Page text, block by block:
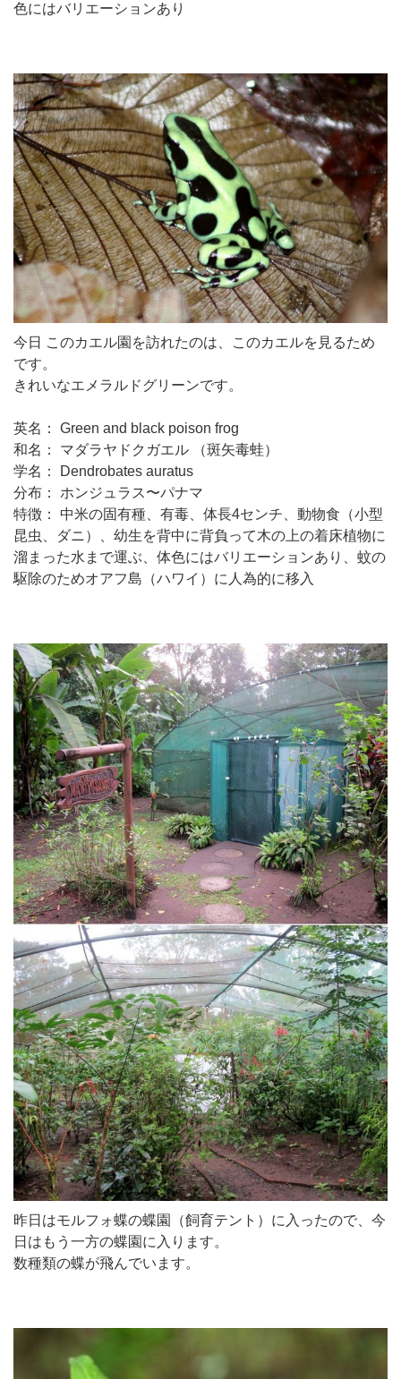
色にはバリエーションあり
今日 このカエル園を訪れたのは、このカエルを見るため
です。
きれいなエメラルドグリーンです。
英名： Green and black poison frog
和名： マダラヤドクガエル （斑矢毒蛙）
学名： Dendrobates auratus
分布： ホンジュラス〜パナマ
特徴： 中米の固有種、有毒、体長4センチ、動物食（小型
昆虫、ダニ）、幼生を背中に背負って木の上の着床植物に
溜まった水まで運ぶ、体色にはバリエーションあり、蚊の
駆除のためオアフ島（ハワイ）に人為的に移入
昨日はモルフォ蝶の蝶園（飼育テント）に入ったので、今
日はもう一方の蝶園に入ります。
数種類の蝶が飛んでいます。